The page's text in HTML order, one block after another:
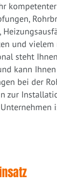
und vielem
steht
kann
bei der
zur